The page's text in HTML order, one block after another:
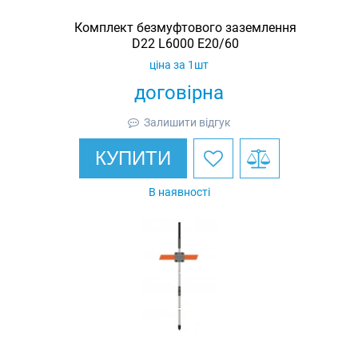
Комплект безмуфтового заземлення
D22 L6000 E20/60
договірна
ціна за 1шт
Залишити відгук
КУПИТИ
В наявності